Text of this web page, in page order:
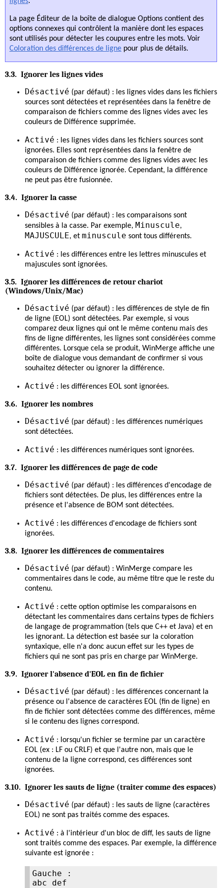
La page Éditeur de la boîte de dialogue Options contient des
options connexes qui contrôlent la manière dont les espaces
sont utilisés pour détecter les coupures entre les mots. Voir
Coloration des différences de ligne pour plus de détails.
3.3. Ignorer les lignes vides
Désactivé (par défaut) : les lignes vides dans les fichiers
sources sont détectées et représentées dans la fenêtre de
comparaison de fichiers comme des lignes vides avec les
couleurs de Différence supprimée.
Activé : les lignes vides dans les fichiers sources sont
ignorées. Elles sont représentées dans la fenêtre de
comparaison de fichiers comme des lignes vides avec les
couleurs de Différence ignorée. Cependant, la différence
ne peut pas être fusionnée.
3.4. Ignorer la casse
Désactivé (par défaut) : les comparaisons sont
sensibles à la casse. Par exemple, Minuscule,
MAJUSCULE, et minuscule sont tous différents.
Activé : les différences entre les lettres minuscules et
majuscules sont ignorées.
3.5. Ignorer les différences de retour chariot
(Windows/Unix/Mac)
Désactivé (par défaut) : les différences de style de fin
de ligne (EOL) sont détectées. Par exemple, si vous
comparez deux lignes qui ont le même contenu mais des
fins de ligne différentes, les lignes sont considérées comme
différentes. Lorsque cela se produit, WinMerge affiche une
boîte de dialogue vous demandant de confirmer si vous
souhaitez détecter ou ignorer la différence.
Activé : les différences EOL sont ignorées.
3.6. Ignorer les nombres
Désactivé (par défaut) : les différences numériques
sont détectées.
Activé : les différences numériques sont ignorées.
3.7. Ignorer les différences de page de code
Désactivé (par défaut) : les différences d'encodage de
fichiers sont détectées. De plus, les différences entre la
présence et l'absence de BOM sont détectées.
Activé : les différences d'encodage de fichiers sont
ignorées.
3.8. Ignorer les différences de commentaires
Désactivé (par défaut) : WinMerge compare les
commentaires dans le code, au même titre que le reste du
contenu.
Activé : cette option optimise les comparaisons en
détectant les commentaires dans certains types de fichiers
de langage de programmation (tels que C++ et Java) et en
les ignorant. La détection est basée sur la coloration
syntaxique, elle n'a donc aucun effet sur les types de
fichiers qui ne sont pas pris en charge par WinMerge.
3.9. Ignorer l'absence d'EOL en fin de fichier
Désactivé (par défaut) : les différences concernant la
présence ou l'absence de caractères EOL (fin de ligne) en
fin de fichier sont détectées comme des différences, même
si le contenu des lignes correspond.
Activé : lorsqu'un fichier se termine par un caractère
EOL (ex : LF ou CRLF) et que l'autre non, mais que le
contenu de la ligne correspond, ces différences sont
ignorées.
3.10. Ignorer les sauts de ligne (traiter comme des espaces)
Désactivé (par défaut) : les sauts de ligne (caractères
EOL) ne sont pas traités comme des espaces.
Activé : à l'intérieur d'un bloc de diff, les sauts de ligne
sont traités comme des espaces. Par exemple, la différence
suivante est ignorée :
Gauche :
abc def